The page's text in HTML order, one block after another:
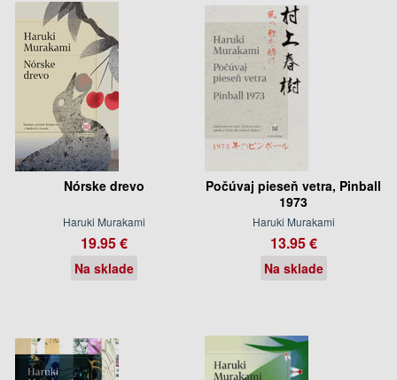
Nórske drevo
Haruki Murakami
19.95 €
Na sklade
Počúvaj pieseň vetra, Pinball
1973
Haruki Murakami
13.95 €
Na sklade